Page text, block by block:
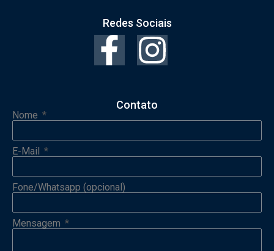
Redes Sociais
Contato
Nome
E-Mail
Fone/Whatsapp (opcional)
Mensagem